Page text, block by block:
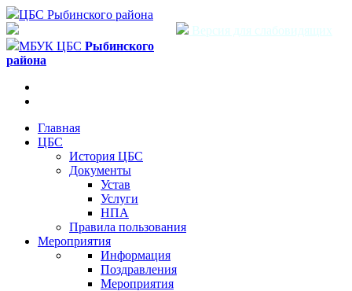
ЦБС Рыбинского района
Версия для слабовидящих
МБУК ЦБС Рыбинского
района
Главная
ЦБС
История ЦБС
Документы
Устав
Услуги
НПА
Правила пользования
Мероприятия
Информация
Поздравления
Мероприятия